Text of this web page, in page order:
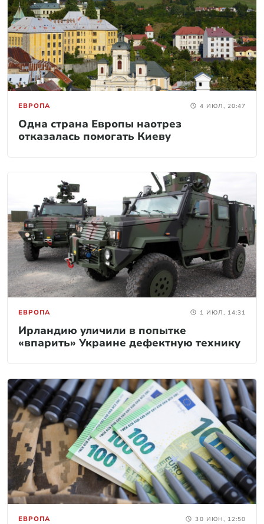
ЕВРОПА 4 ИЮЛ, 20:47
Одна страна Европы наотрез
отказалась помогать Киеву
ЕВРОПА 1 ИЮЛ, 14:31
Ирландию уличили в попытке
«впарить» Украине дефектную технику
ЕВРОПА 30 ИЮН, 12:50